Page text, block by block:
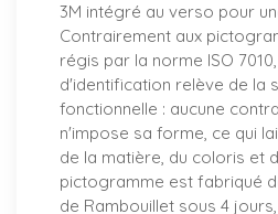
3M intégré au verso pour
Contrairement aux
régis par la norme ISO
d'identification relève de la
fonctionnelle : aucune
n'impose sa forme, ce qui
de la matière, du coloris et
pictogramme est fabriqué
de Rambouillet sous 4